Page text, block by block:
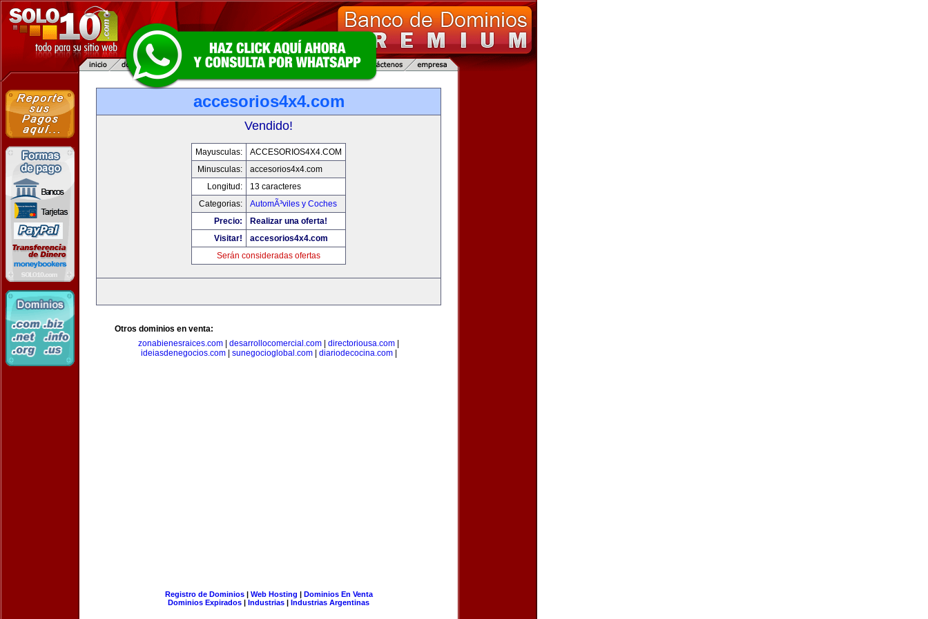
accesorios4x4.com
Vendido!
Mayusculas:
ACCESORIOS4X4.COM
Minusculas:
accesorios4x4.com
Longitud:
13 caracteres
Categorias:
AutomÃ³viles y Coches
Precio:
Realizar una oferta!
Visitar!
accesorios4x4.com
Serán consideradas ofertas
Otros dominios en venta:
zonabienesraices.com
desarrollocomercial.com directoriousa.com
ideiasdenegocios.com| sunegocioglobal.com| diariodecocina.com|
Registro de Dominios| Web Hosting | Dominios En Venta
Dominios Expirados | Industrias | Industrias Argentinas